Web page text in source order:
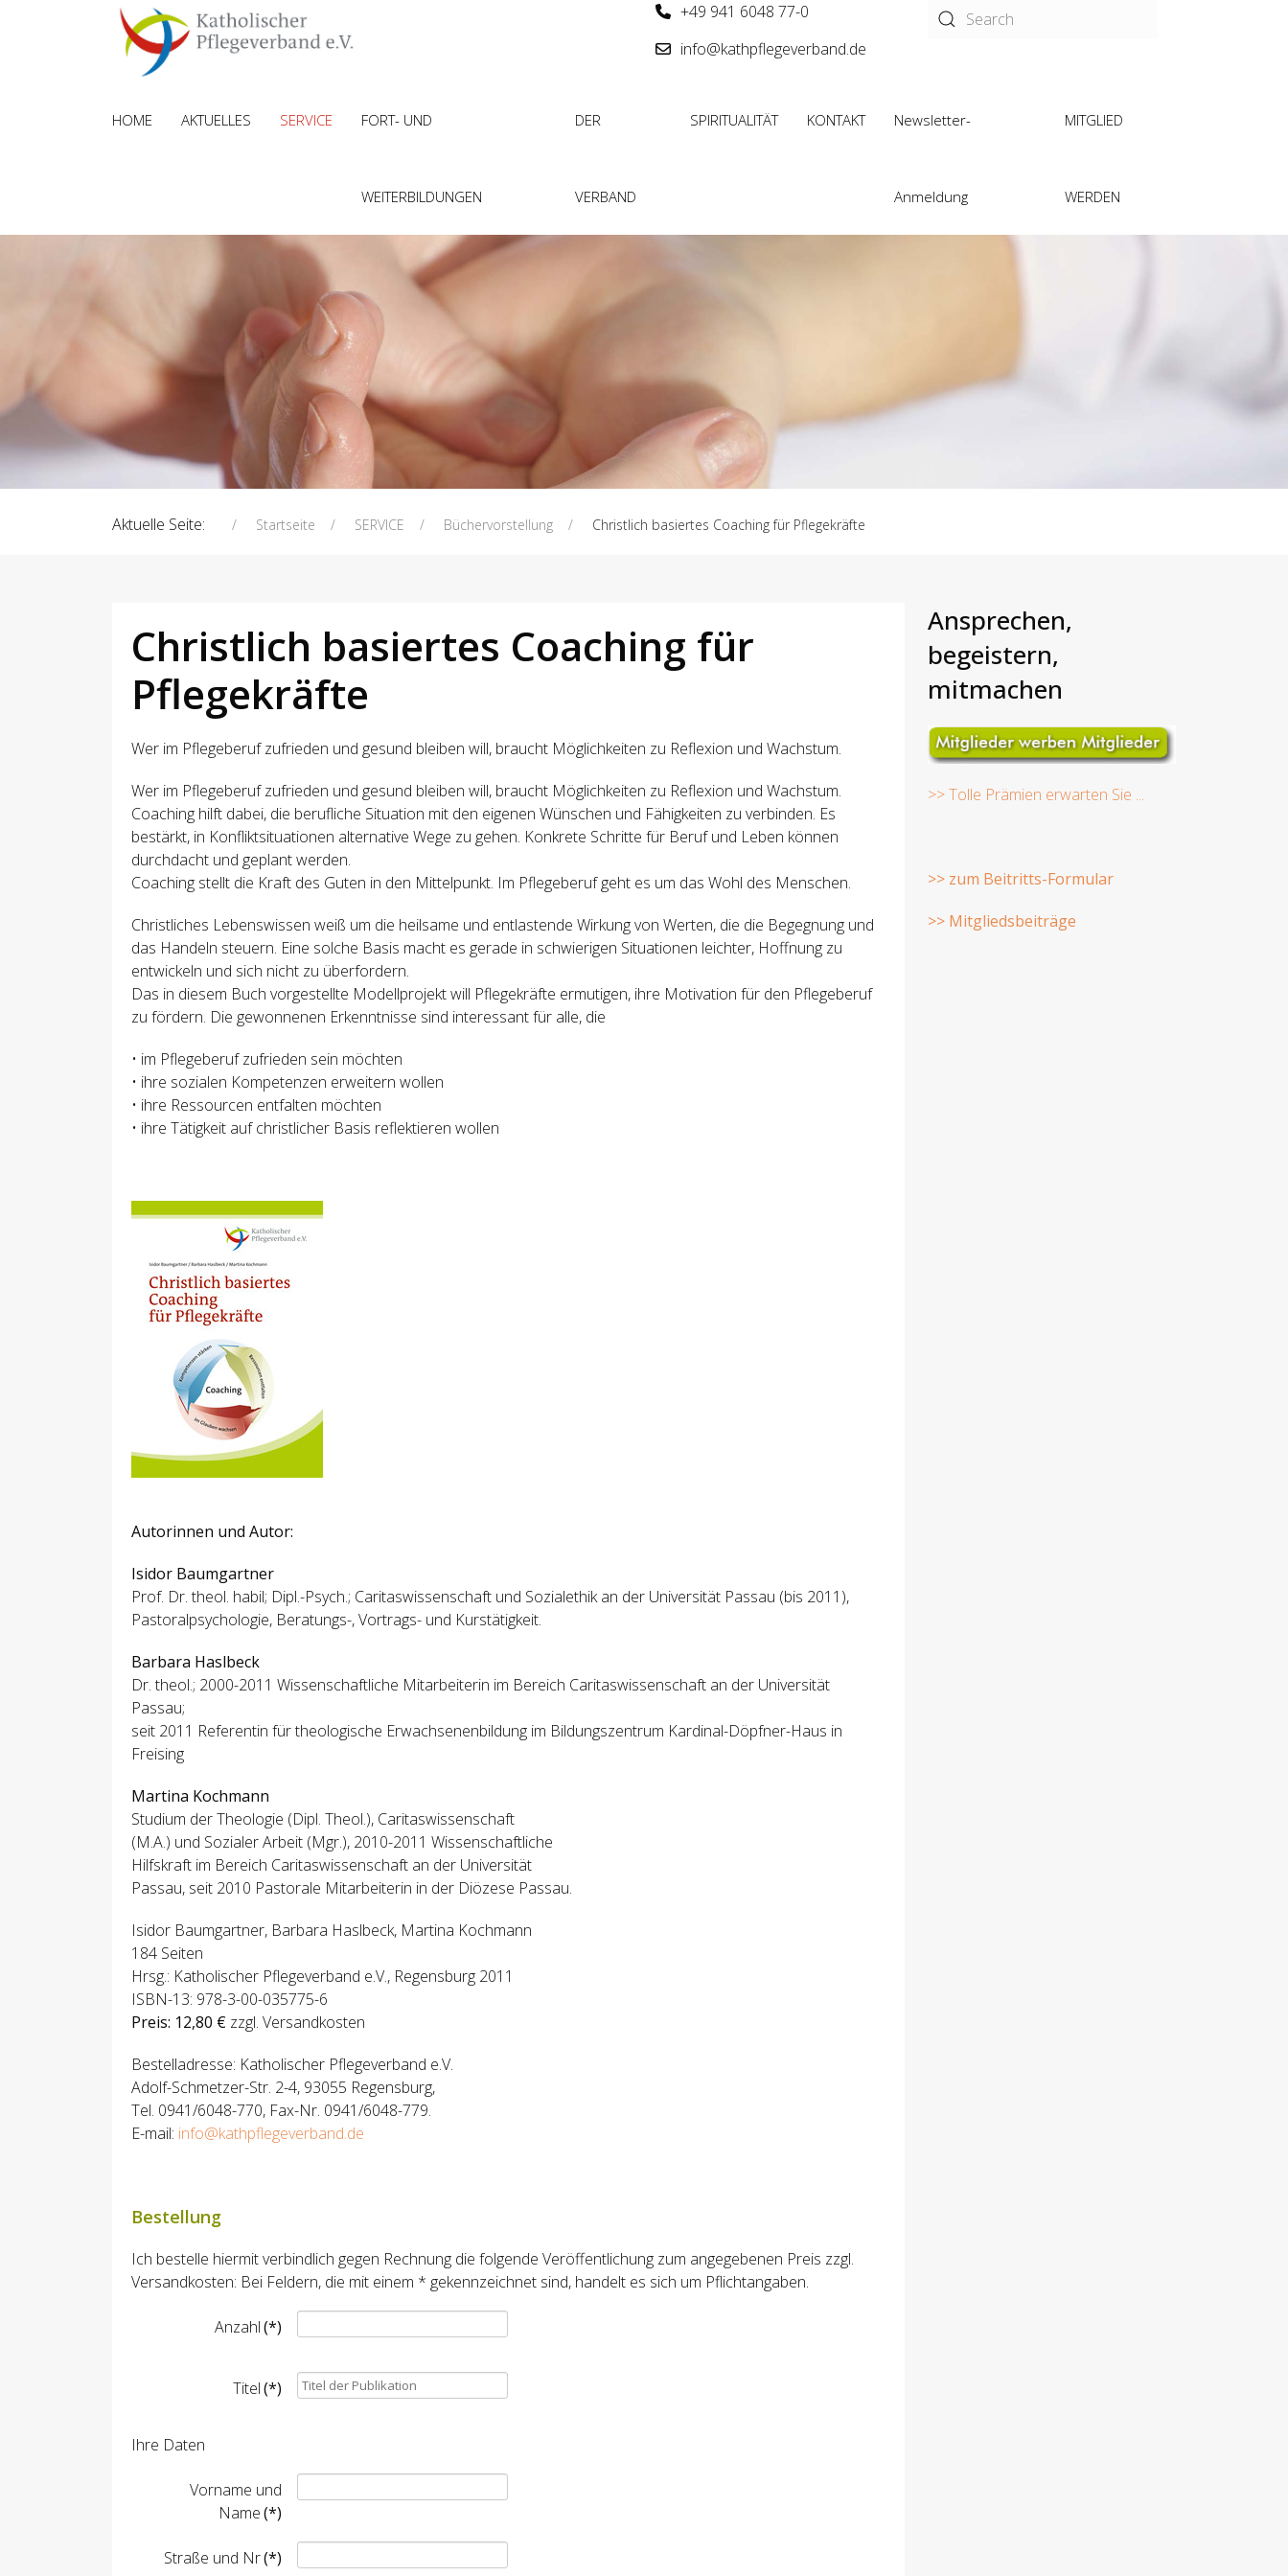
+49 941 6048 77-0
info@kathpflegeverband.de
HOME AKTUELLES SERVICE FORT- UND
WEITERBILDUNGEN
DER
VERBAND
SPIRITUALITÄT KONTAKT Newsletter-
Anmeldung
MITGLIED
WERDEN
Aktuelle Seite: Startseite SERVICE Büchervorstellung Christlich basiertes Coaching für Pflegekräfte
Christlich basiertes Coaching für
Pflegekräfte
Wer im Pflegeberuf zufrieden und gesund bleiben will, braucht Möglichkeiten zu Reflexion und Wachstum.
Wer im Pflegeberuf zufrieden und gesund bleiben will, braucht Möglichkeiten zu Reflexion und Wachstum.
Coaching hilft dabei, die berufliche Situation mit den eigenen Wünschen und Fähigkeiten zu verbinden. Es
bestärkt, in Konfliktsituationen alternative Wege zu gehen. Konkrete Schritte für Beruf und Leben können
durchdacht und geplant werden.
Coaching stellt die Kraft des Guten in den Mittelpunkt. Im Pflegeberuf geht es um das Wohl des Menschen.
Christliches Lebenswissen weiß um die heilsame und entlastende Wirkung von Werten, die die Begegnung und
das Handeln steuern. Eine solche Basis macht es gerade in schwierigen Situationen leichter, Hoffnung zu
entwickeln und sich nicht zu überfordern.
Das in diesem Buch vorgestellte Modellprojekt will Pflegekräfte ermutigen, ihre Motivation für den Pflegeberuf
zu fördern. Die gewonnenen Erkenntnisse sind interessant für alle, die
• im Pflegeberuf zufrieden sein möchten
• ihre sozialen Kompetenzen erweitern wollen
• ihre Ressourcen entfalten möchten
• ihre Tätigkeit auf christlicher Basis reflektieren wollen
Autorinnen und Autor:
Isidor Baumgartner
Prof. Dr. theol. habil; Dipl.-Psych.; Caritaswissenschaft und Sozialethik an der Universität Passau (bis 2011),
Pastoralpsychologie, Beratungs-, Vortrags- und Kurstätigkeit.
Barbara Haslbeck
Dr. theol.; 2000-2011 Wissenschaftliche Mitarbeiterin im Bereich Caritaswissenschaft an der Universität
Passau;
seit 2011 Referentin für theologische Erwachsenenbildung im Bildungszentrum Kardinal-Döpfner-Haus in
Freising
Martina Kochmann
Studium der Theologie (Dipl. Theol.), Caritaswissenschaft
(M.A.) und Sozialer Arbeit (Mgr.), 2010-2011 Wissenschaftliche
Hilfskraft im Bereich Caritaswissenschaft an der Universität
Passau, seit 2010 Pastorale Mitarbeiterin in der Diözese Passau.
Isidor Baumgartner, Barbara Haslbeck, Martina Kochmann
184 Seiten
Hrsg.: Katholischer Pflegeverband e.V., Regensburg 2011
ISBN-13: 978-3-00-035775-6
Preis: 12,80 € zzgl. Versandkosten
Bestelladresse: Katholischer Pflegeverband e.V.
Adolf-Schmetzer-Str. 2-4, 93055 Regensburg,
Tel. 0941/6048-770, Fax-Nr. 0941/6048-779.
E-mail: info@kathpflegeverband.de
Bestellung
Ich bestelle hiermit verbindlich gegen Rechnung die folgende Veröffentlichung zum angegebenen Preis zzgl.
Versandkosten: Bei Feldern, die mit einem * gekennzeichnet sind, handelt es sich um Pflichtangaben.
Anzahl(*)
Titel(*)
Ihre Daten
Vorname und
Name(*)
Straße und Nr(*)
Ansprechen,
begeistern,
mitmachen
>> Tolle Prämien erwarten Sie ...
>> zum Beitritts-Formular
>> Mitgliedsbeiträge